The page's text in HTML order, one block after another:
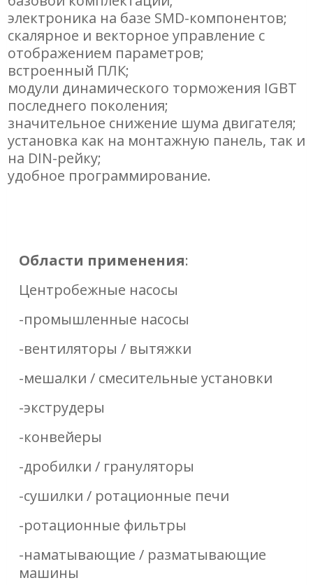
электроника на базе SMD-компонентов;
скалярное и векторное управление с
отображением параметров;
встроенный ПЛК;
модули динамического торможения IGBT
последнего поколения;
значительное снижение шума двигателя;
установка как на монтажную панель, так и
на DIN-рейку;
удобное программирование.
Области применения:
Центробежные насосы
-промышленные насосы
-вентиляторы / вытяжки
-мешалки / смесительные установки
-экструдеры
-конвейеры
-дробилки / грануляторы
-сушилки / ротационные печи
-ротационные фильтры
-наматывающие / разматывающие
машины